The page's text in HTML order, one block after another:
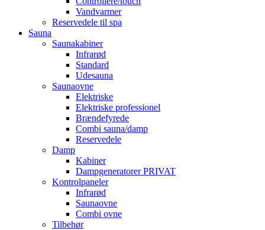
Vandvarmer
Reservedele til spa
Sauna
Saunakabiner
Infrarød
Standard
Udesauna
Saunaovne
Elektriske
Elektriske professionel
Brændefyrede
Combi sauna/damp
Reservedele
Damp
Kabiner
Dampgeneratorer PRIVAT
Kontrolpaneler
Infrarød
Saunaovne
Combi ovne
Tilbehør